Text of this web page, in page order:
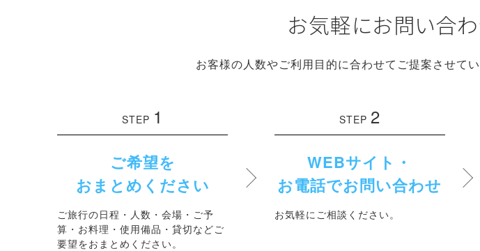
お気軽にお問い合わ
お客様の人数やご利用目的に合わせてご提案させて
STEP 1
ご希望を
おまとめください
ご旅行の日程・人数・会場・ご予
算・お料理・使用備品・貸切などご
要望をおまとめください。
STEP 2
WEBサイト・
お電話でお問い合わせ
お気軽にご相談ください。